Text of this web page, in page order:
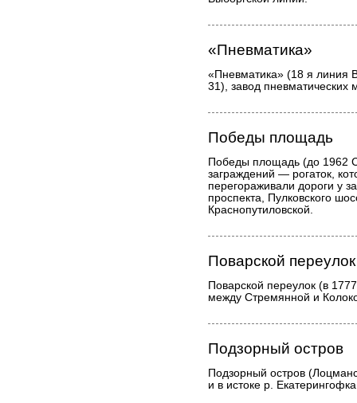
«Пневматика»
«Пневматика» (18 я линия
31), завод пневматических
Победы площадь
Победы площадь (до 1962
заграждений — рогаток,
перегораживали дороги у
проспекта, Пулковского
Краснопутиловской.
Поварской переулок
Поварской переулок (в
между Стремянной и
Подзорный остров
Подзорный остров
и в истоке р.